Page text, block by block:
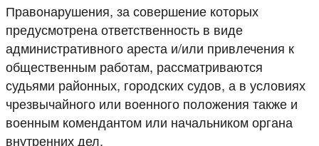
Правонарушения, за совершение которых
предусмотрена ответственность в виде
административного ареста и/или привлечения к
общественным работам, рассматриваются
судьями районных, городских судов, а в условиях
чрезвычайного или военного положения также и
военным комендантом или начальником органа
внутренних дел.